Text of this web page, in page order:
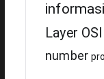
informasi
Layer OSI
number